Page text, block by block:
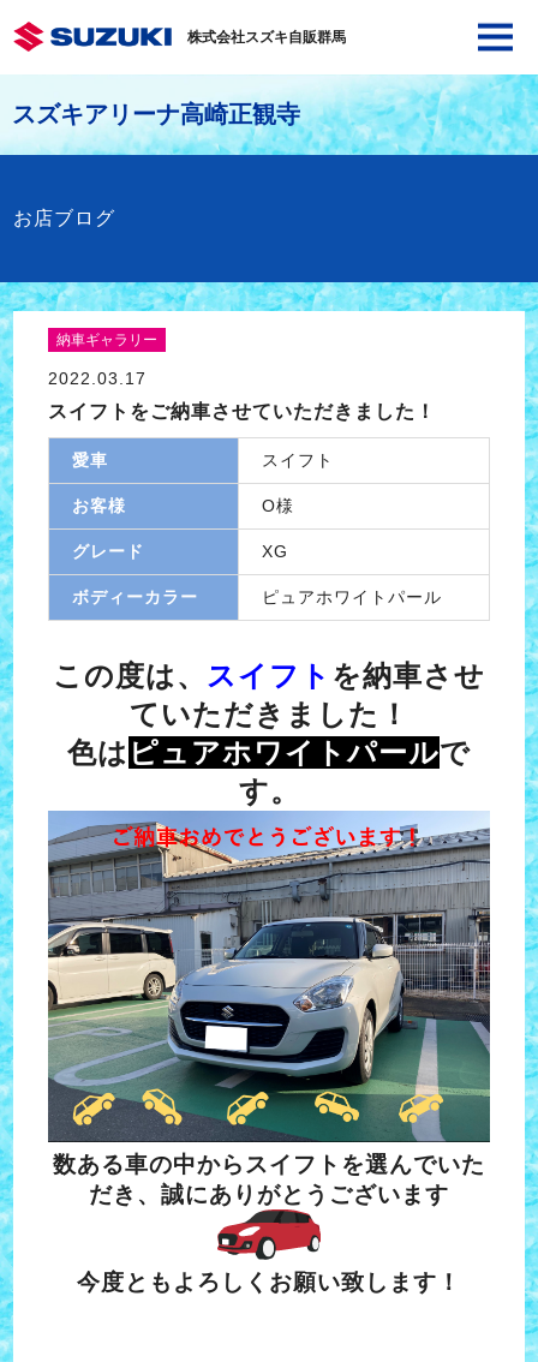
株式会社スズキ自販群馬
スズキアリーナ高崎正観寺
お店ブログ
納車ギャラリー
2022.03.17
スイフトをご納車させていただきました！
愛車 スイフト
お客様 O様
グレード XG
ボディーカラー ピュアホワイトパール
この度は、 スイフ ト を納車させ
ていただきました！
色は ピュアホワイトパールで
す。
数ある車の中からスイフトを選んでいた
だき、誠にありがとうございます
今度ともよろしくお願い致します！